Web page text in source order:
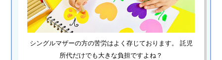
シングルマザーの方の苦労はよく存じております。 託児
所代だけでも大きな負担ですよね？